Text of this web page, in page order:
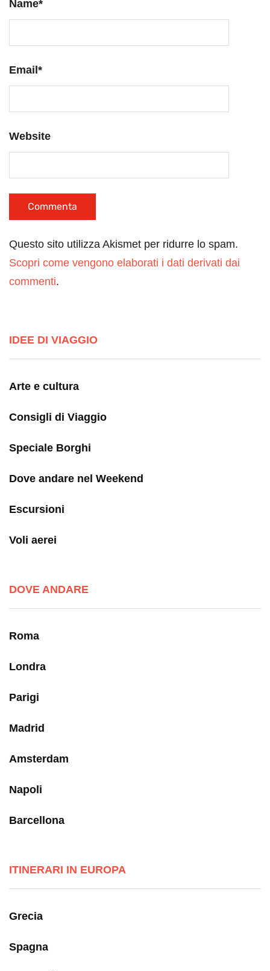
Name*
Email *
Website
Questo sito utilizza Akismet per ridurre lo spam.
Scopri come vengono elaborati i dati derivati dai
commenti.
IDEE DI VIAGGIO
Arte e cultura
Consigli di Viaggio
Speciale Borghi
Dove andare nel Weekend
Escursioni
Voli aerei
DOVE ANDARE
Roma
Londra
Parigi
Madrid
Amsterdam
Napoli
Barcellona
ITINERARI IN EUROPA
Grecia
Spagna